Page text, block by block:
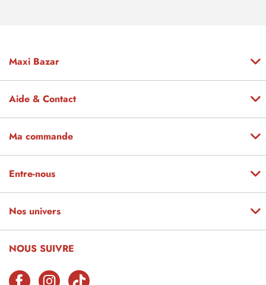
Maxi Bazar
Aide & Contact
Ma commande
Entre-nous
Nos univers
NOUS SUIVRE